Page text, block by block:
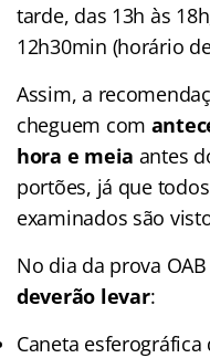
tarde, das 13h às
12h30min (horário
Assim, a
cheguem com
hora e meia antes
portões, já que
examinados são
No dia da prova
deverão levar:
Caneta